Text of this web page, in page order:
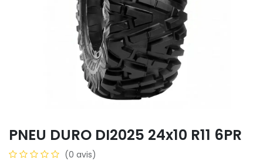
PNEU DURO DI2025 24x10 R11 6PR
(0 avis)